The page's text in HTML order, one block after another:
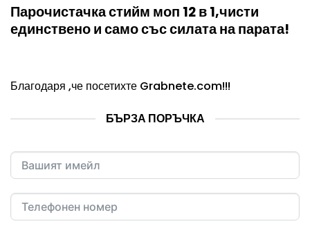
Парочистачка стийм моп 12 в 1,чисти
единствено и само със силата на парата!
Благодаря ,че посетихте Grabnete.com!!!
БЪРЗА ПОРЪЧКА